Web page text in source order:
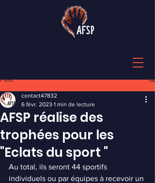
Post
AFSP réalise des
trophées pour les
"Eclats du sport "
contact47832
6 févr. 2023 1 min de lecture
Au total, ils seront 44 sportifs
individuels ou par équipes à recevoir un